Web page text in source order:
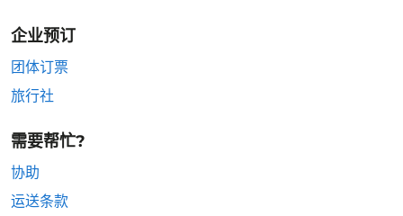
企业预订
团体订票
旅行社
需要帮忙?
协助
运送条款